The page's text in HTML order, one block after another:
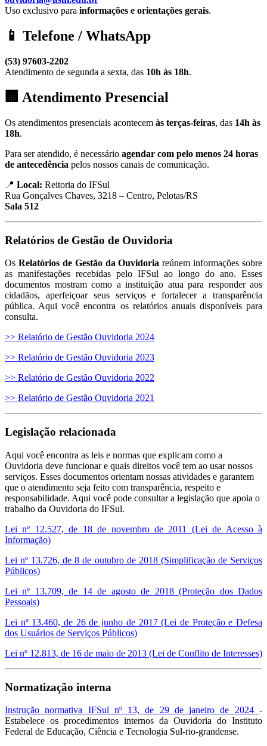
Uso exclusivo para informações e orientações gerais.
📱 Telefone / WhatsApp
(53) 97603-2202
Atendimento de segunda a sexta, das 10h às 18h.
🏢 Atendimento Presencial
Os atendimentos presenciais acontecem às terças-feiras, das 14h às
18h.
Para ser atendido, é necessário agendar com pelo menos 24 horas
de antecedência pelos nossos canais de comunicação.
📍 Local: Reitoria do IFSul
Rua Gonçalves Chaves, 3218 – Centro, Pelotas/RS
Sala 512
Relatórios de Gestão de Ouvidoria
Os Relatórios de Gestão da Ouvidoria reúnem informações sobre
as manifestações recebidas pelo IFSul ao longo do ano. Esses
documentos mostram como a instituição atua para responder aos
cidadãos, aperfeiçoar seus serviços e fortalecer a transparência
pública. Aqui você encontra os relatórios anuais disponíveis para
consulta.
>> Relatório de Gestão Ouvidoria 2024
>> Relatório de Gestão Ouvidoria 2023
>> Relatório de Gestão Ouvidoria 2022
>> Relatório de Gestão Ouvidoria 2021
Legislação relacionada
Aqui você encontra as leis e normas que explicam como a
Ouvidoria deve funcionar e quais direitos você tem ao usar nossos
serviços. Esses documentos orientam nossas atividades e garantem
que o atendimento seja feito com transparência, respeito e
responsabilidade. Aqui você pode consultar a legislação que apoia o
trabalho da Ouvidoria do IFSul.
Lei nº 12.527, de 18 de novembro de 2011 (Lei de Acesso à
Informação)
Lei nº 13.726, de 8 de outubro de 2018 (Simplificação de Serviços
Públicos)
Lei nº 13.709, de 14 de agosto de 2018 (Proteção dos Dados
Pessoais)
Lei nº 13.460, de 26 de junho de 2017 (Lei de Proteção e Defesa
dos Usuários de Serviços Públicos)
Lei nº 12.813, de 16 de maio de 2013 (Lei de Conflito de Interesses)
Normatização interna
Instrução normativa IFSul nº 13, de 29 de janeiro de 2024 -
Estabelece os procedimentos internos da Ouvidoria do Instituto
Federal de Educação, Ciência e Tecnologia Sul-rio-grandense.